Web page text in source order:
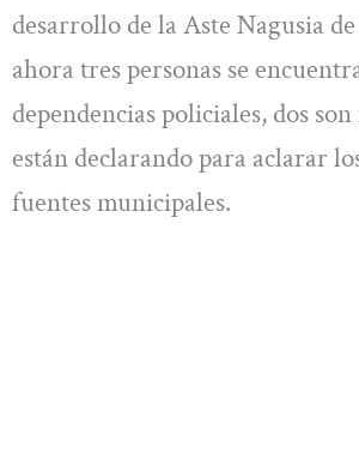
desarrollo de la Aste Nagusia
ahora tres personas se
dependencias policiales, dos
están declarando para aclarar
fuentes municipales.